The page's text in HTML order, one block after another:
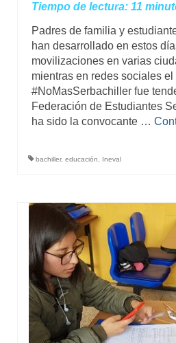
Tiempo de lectura: 11
Padres de familia y
han desarrollado en estos
movilizaciones en varias
mientras en redes sociales el
#NoMasSerbachiller fue
Federación de Estudiantes
ha sido la convocante …
bachiller, educación Ineval